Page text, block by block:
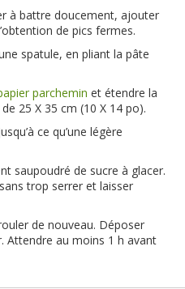
à battre doucement, ajouter
de pics fermes.
spatule, en pliant la pâte
parchemin et étendre la
25 X 35 cm (10 X 14 po).
ce qu’une légère
saupoudré de sucre à glacer.
trop serrer et laisser
de nouveau. Déposer
Attendre au moins 1 h avant